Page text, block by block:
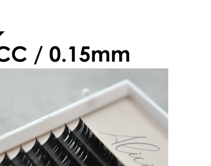
アリシアラッシュ CCカール 0.20mm
¥2,600